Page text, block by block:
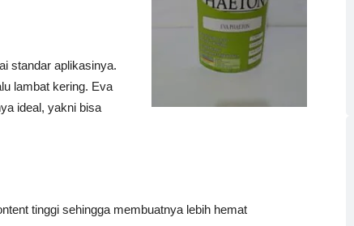
standar aplikasinya.
lambat kering. Eva
ideal, yakni bisa
tinggi sehingga membuatnya lebih hemat